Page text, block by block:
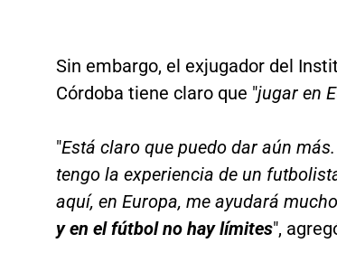
Sin embargo, el exjugador del
Córdoba tiene claro que "jugar en
"Está claro que puedo dar aún
tengo la experiencia de un
aquí, en Europa, me ayudará
y en el fútbol no hay límites",